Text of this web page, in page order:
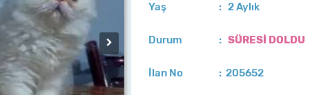
Yaş : 2 Aylık
Durum :SÜRESİ DOLDU
İlan No : 205652